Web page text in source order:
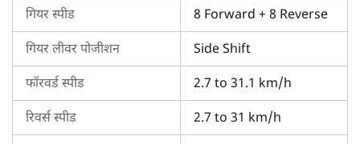
ईआरपीएम शामिल है। इस फार्मट्रैक ट्रैक्टर की वजन उठाने की क्षमता
1600 किलोग्राम होती है। इसमें एडीडीसी हाइड्रॉलिक्स और डुअल रिमोट/
ऑक्सिलरी वाल्व भी होता है।
फार्मट्रैक 45 अल्ट्रामैक्स के टायर का आकार
इस ट्रैक्टर में दिए गए आगे एवं पीछे के टायर का आकर क्रमशः 8 x 18 /
9.5 x 18 और 13.6 x 28 / 14.9 x 28 होता हैं।
गियर स्पीड 8 Forward + 8 Reverse
गियर लीवर पोजीशन Side Shift
फॉरवर्ड स्पीड 2.7 to 31.1 km/h
रिवर्स स्पीड 2.7 to 31 km/h